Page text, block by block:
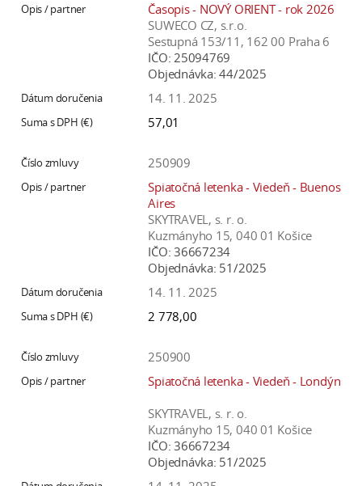
Časopis - NOVÝ ORIENT - rok 2026
SUWECO CZ, s.r.o.
Sestupná 153/11, 162 00 Praha 6
IČO: 25094769
Objednávka: 44/2025
14. 11. 2025
57,01
250909
Spiatočná letenka - Viedeň - Buenos
Aires
SKYTRAVEL, s. r. o.
Kuzmányho 15, 040 01 Košice
IČO: 36667234
Objednávka: 51/2025
14. 11. 2025
2 778,00
250900
Spiatočná letenka - Viedeň - Londýn
SKYTRAVEL, s. r. o.
Kuzmányho 15, 040 01 Košice
IČO: 36667234
Objednávka: 51/2025